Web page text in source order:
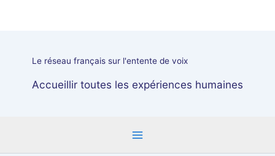
Le réseau français sur l'entente de voix
Accueillir toutes les expériences humaines
Palaiseau